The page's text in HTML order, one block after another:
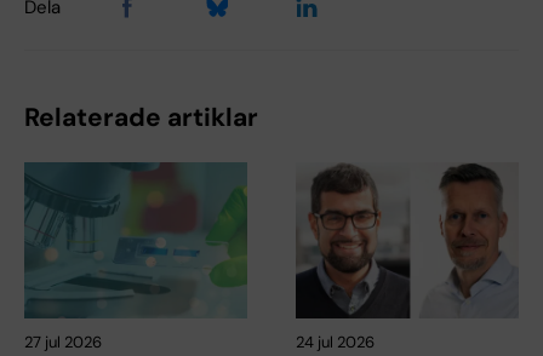
Dela
Relaterade artiklar
27 jul 2026 24 jul 2026